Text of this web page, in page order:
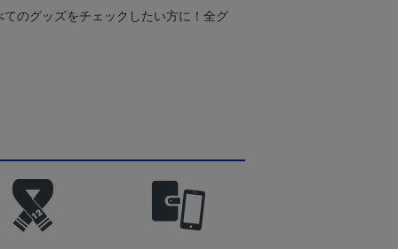
のグッズをチェックしたい方に！全グ